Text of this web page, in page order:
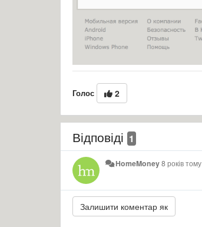
Голос 2
Відповіді 1
HomeMoney8 років тому